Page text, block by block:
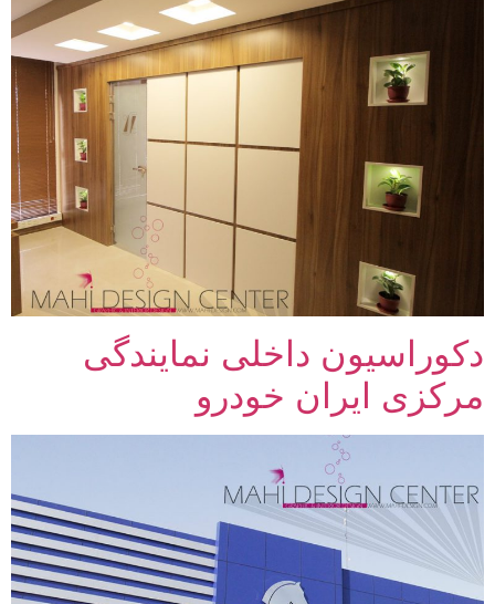
دکوراسیون داخلی نمایندگی
مرکزی ایران خودرو